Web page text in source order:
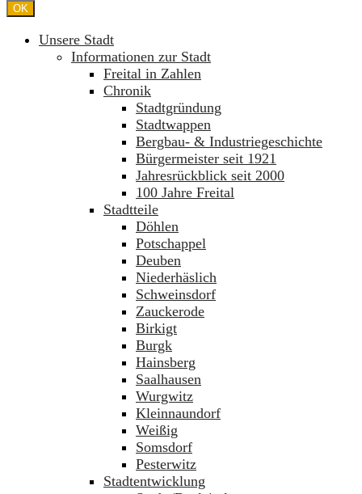
OK
Unsere Stadt
Informationen zur Stadt
Freital in Zahlen
Chronik
Stadtgründung
Stadtwappen
Bergbau- & Industriegeschichte
Bürgermeister seit 1921
Jahresrückblick seit 2000
100 Jahre Freital
Stadtteile
Döhlen
Potschappel
Deuben
Niederhäslich
Schweinsdorf
Zauckerode
Birkigt
Burgk
Hainsberg
Saalhausen
Wurgwitz
Kleinnaundorf
Weißig
Somsdorf
Pesterwitz
Stadtentwicklung